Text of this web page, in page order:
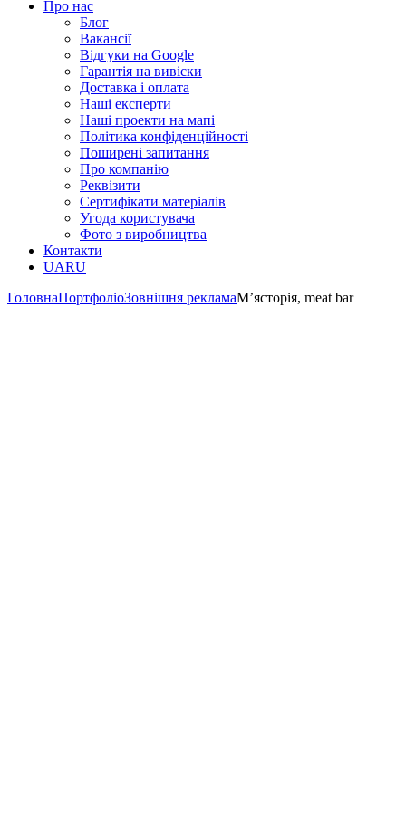
Про нас
Блог
Вакансії
Відгуки на Google
Гарантія на вивіски
Доставка і оплата
Наші експерти
Наші проекти на мапі
Політика конфіденційності
Поширені запитання
Про компанію
Реквізити
Сертифікати матеріалів
Угода користувача
Фото з виробництва
Контакти
UARU
ГоловнаПортфоліоЗовнішня рекламаМ’ясторія, meat bar